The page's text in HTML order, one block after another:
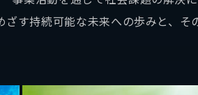
ざす持続可能な未来への歩みと、そ